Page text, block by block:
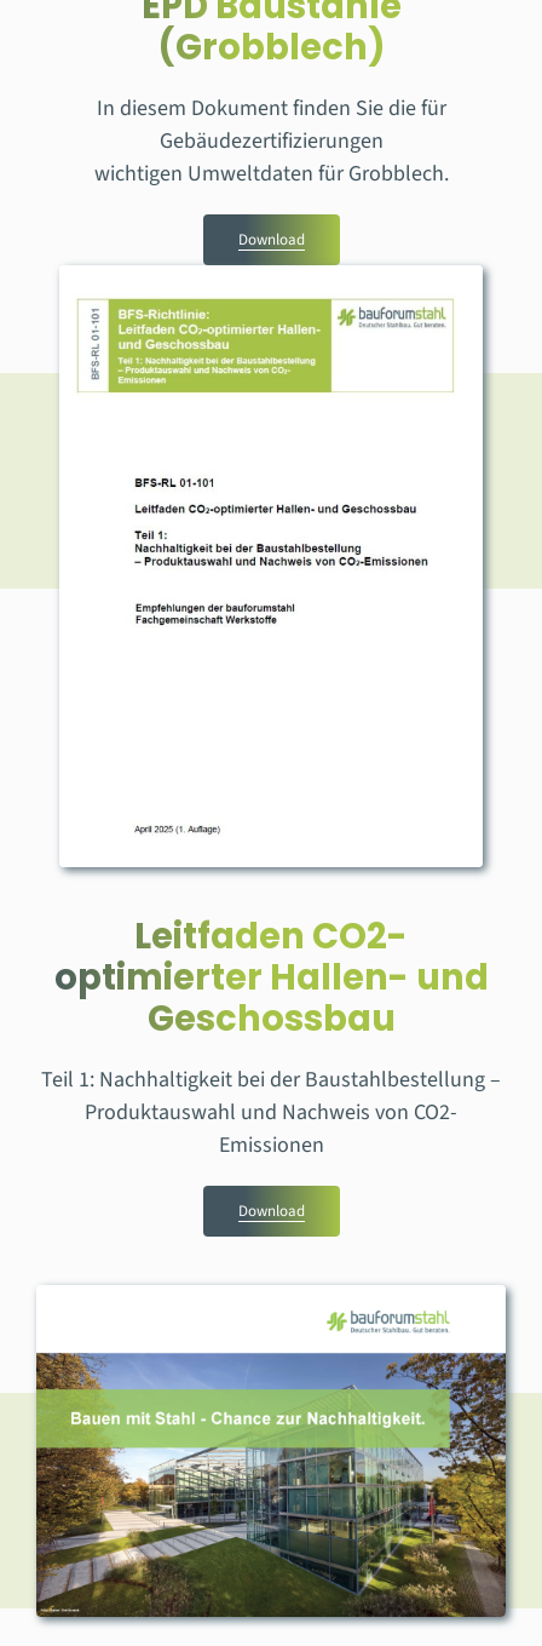
(Grobblech)
In diesem Dokument finden Sie die für
Gebäudezertifizierungen
wichtigen Umweltdaten für Grobblech.
Download
Leitfaden CO2-
optimierter Hallen- und
Geschossbau
Teil 1: Nachhaltigkeit bei der Baustahlbestellung –
Produktauswahl und Nachweis von CO2-
Emissionen
Download